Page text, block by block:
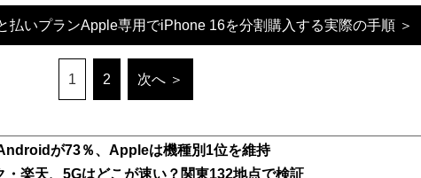
払いプランApple専用でiPhone 16を分割購入する実際の手順 ＞
1 2 次へ ＞
が73％、Appleは機種別1位を維持
・楽天、5Gはどこが速い？関東132地点で検証